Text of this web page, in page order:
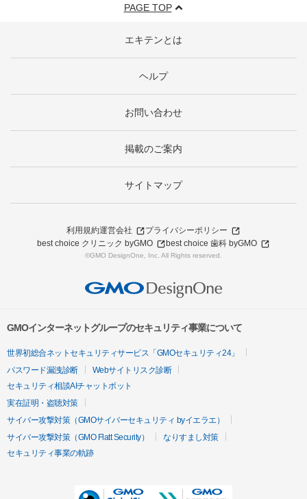
PAGE TOP
エキテンとは
ヘルプ
お問い合わせ
掲載のご案内
サイトマップ
利用規約運営会社
プライバシーポリシー
best choice クリニック byGMO
best choice 歯科 byGMO
©GMO DesignOne, Inc. All Rights reserved.
GMOインターネットグループのセキュリティ事業について
世界初総合ネットセキュリティサービス「GMOセキュリティ24」
パスワード漏洩診断
Webサイトリスク診断
セキュリティ相談AIチャットボット
実在証明・盗聴対策
サイバー攻撃対策（GMOサイバーセキュリティ byイエラエ）
サイバー攻撃対策（GMO Flatt Security）
なりすまし対策
セキュリティ事業の軌跡